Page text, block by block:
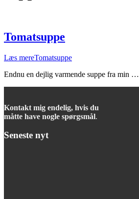
Tomatsuppe
Læs mereTomatsuppe
Endnu en dejlig varmende suppe fra min …
Kontakt mig endelig, hvis du
måtte have nogle spørgsmål.
Seneste nyt